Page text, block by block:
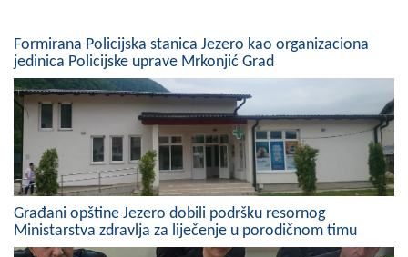
NAČELNIK
O Načelniku
Zamjenik načelnika
Izvještaj o radu načelnika
SKUPŠTINA
Statut Opštine
Formirana Policijska stanica Jezero kao organizaciona
jedinica Policijske uprave Mrkonjić Grad
Građani opštine Jezero dobili podršku resornog
Ministarstva zdravlja za liječenje u porodičnom timu